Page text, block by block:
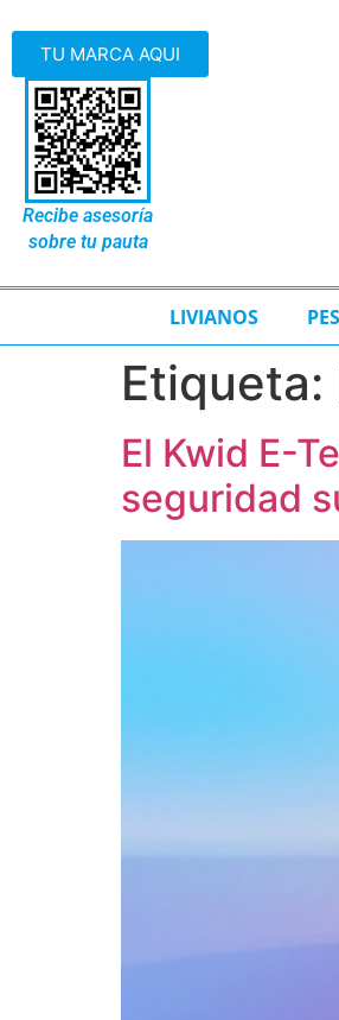
TU MARCA AQUI
Recibe asesoría
sobre tu pauta
LIVIANOS
Etiqueta:
El Kwid E-
seguridad